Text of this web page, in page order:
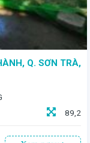
Q. SƠN TRÀ,
89,2